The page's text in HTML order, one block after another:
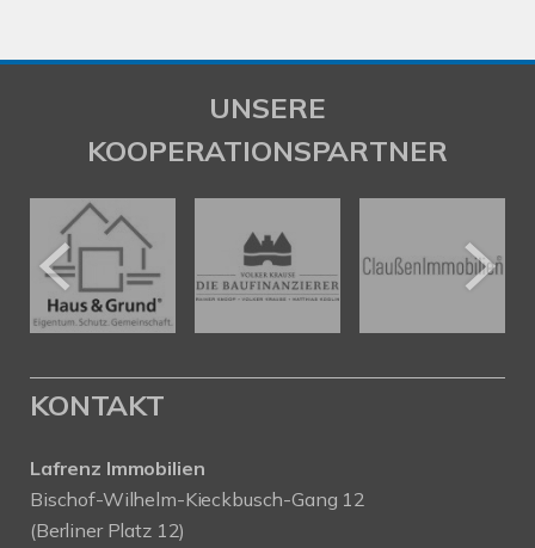
UNSERE
KOOPERATIONSPARTNER
KONTAKT
Lafrenz Immobilien
Bischof-Wilhelm-Kieckbusch-Gang 12
(Berliner Platz 12)